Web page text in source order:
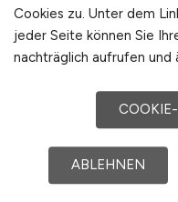
Medikamenten.
Sterilgut und
Prozesse auf
Typische
Warenfluss
Cookies zu. Unter dem
jeder Seite können Sie
nachträglich aufrufen und
ABLEHNEN